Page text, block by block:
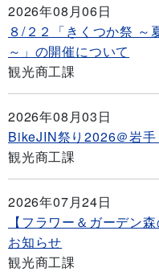
2026年08月06日
８/２２「きくつか祭 ～
～」の開催について
観光商工課
2026年08月03日
BikeJIN祭り2026＠岩手
観光商工課
2026年07月24日
【フラワー＆ガーデン
お知らせ
観光商工課